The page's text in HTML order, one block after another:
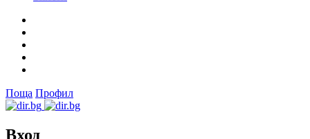
Поща Профил
Вход